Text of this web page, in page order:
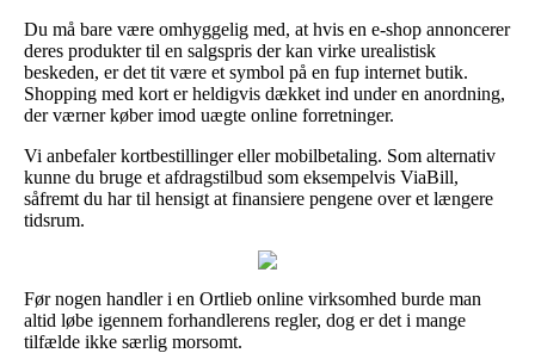
Du må bare være omhyggelig med, at hvis en e-shop annoncerer
deres produkter til en salgspris der kan virke urealistisk
beskeden, er det tit være et symbol på en fup internet butik.
Shopping med kort er heldigvis dækket ind under en anordning,
der værner køber imod uægte online forretninger.
Vi anbefaler kortbestillinger eller mobilbetaling. Som alternativ
kunne du bruge et afdragstilbud som eksempelvis ViaBill,
såfremt du har til hensigt at finansiere pengene over et længere
tidsrum.
Før nogen handler i en Ortlieb online virksomhed burde man
altid løbe igennem forhandlerens regler, dog er det i mange
tilfælde ikke særlig morsomt.